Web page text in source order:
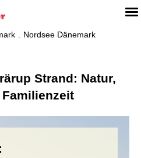
Nordsee Dänemark
Strand: Natur,